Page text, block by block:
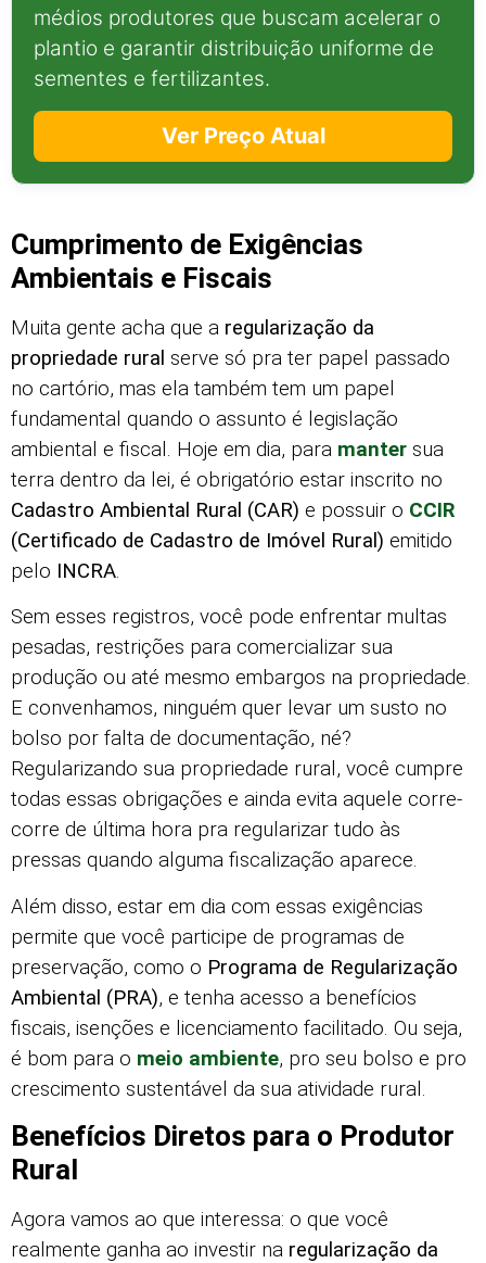
médios produtores que buscam acelerar o
plantio e garantir distribuição uniforme de
sementes e fertilizantes.
Ver Preço Atual
Cumprimento de Exigências
Ambientais e Fiscais
Muita gente acha que a regularização da
propriedade rural serve só pra ter papel passado
no cartório, mas ela também tem um papel
fundamental quando o assunto é legislação
ambiental e fiscal. Hoje em dia, para manter sua
terra dentro da lei, é obrigatório estar inscrito no
Cadastro Ambiental Rural (CAR) e possuir o CCIR
(Certificado de Cadastro de Imóvel Rural) emitido
pelo INCRA.
Sem esses registros, você pode enfrentar multas
pesadas, restrições para comercializar sua
produção ou até mesmo embargos na propriedade.
E convenhamos, ninguém quer levar um susto no
bolso por falta de documentação, né?
Regularizando sua propriedade rural, você cumpre
todas essas obrigações e ainda evita aquele corre-
corre de última hora pra regularizar tudo às
pressas quando alguma fiscalização aparece.
Além disso, estar em dia com essas exigências
permite que você participe de programas de
preservação, como o Programa de Regularização
Ambiental (PRA), e tenha acesso a benefícios
fiscais, isenções e licenciamento facilitado. Ou seja,
é bom para o meio ambiente, pro seu bolso e pro
crescimento sustentável da sua atividade rural.
Benefícios Diretos para o Produtor
Rural
Agora vamos ao que interessa: o que você
realmente ganha ao investir na regularização da